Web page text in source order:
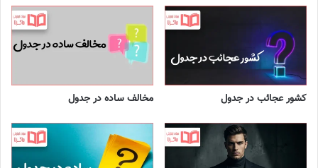
کشور عجائب در جدول مخالف ساده در جدول